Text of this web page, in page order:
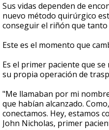
Sus vidas dependen de
nuevo método quirúrgico
conseguir el riñón que tanto
Este es el momento que
Es el primer paciente que
su propia operación de
"Me llamaban por mi
que habían alcanzado.
conectamos. Hey, estamos
John Nicholas, primer